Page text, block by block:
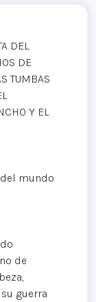
DEL
DE
TUMBAS
Y EL
mundo
de
guerra